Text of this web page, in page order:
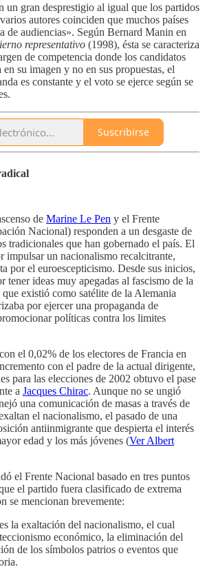
un gran desprestigio al igual que los partidos
autores coinciden que muchos países
de audiencias». Según Bernard Manin en
representativo (1998), ésta se caracteriza
de competencia donde los candidatos
su imagen y no en sus propuestas, el
es constante y el voto se ejerce según se
Suscribirse
de Marine Le Pen y el Frente
Nacional) responden a un desgaste de
tradicionales que han gobernado el país. El
impulsar un nacionalismo recalcitrante,
por el euroescepticismo. Desde sus inicios,
tener ideas muy apegadas al fascismo de la
existió como satélite de la Alemania
por ejercer una propaganda de
políticas contra los limites
el 0,02% de los electores de Francia en
con el padre de la actual dirigente,
para las elecciones de 2002 obtuvo el pase
a Jacques Chirac. Aunque no se ungió
una comunicación de masas a través de
el nacionalismo, el pasado de una
antiinmigrante que despierta el interés
edad y los más jóvenes (Ver Albert
el Frente Nacional basado en tres puntos
el partido fuera clasificado de extrema
se mencionan brevemente:
la exaltación del nacionalismo, el cual
económico, la eliminación del
de los símbolos patrios o eventos que